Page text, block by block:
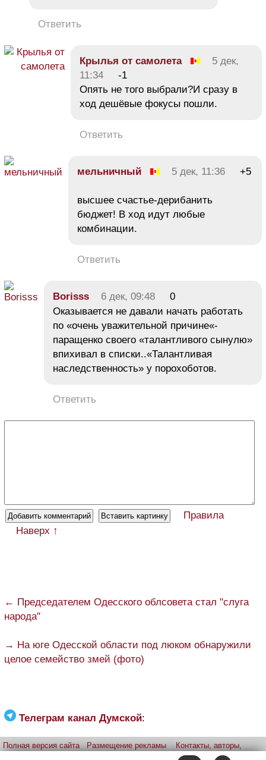
Ответить
Крылья от самолета
5 дек,
11:34
-1
Опять не того выбрали?И сразу в
ход дешёвые фокусы пошли.
Ответить
мельничный 5 дек, 11:36 +5
высшее счастье-дерибанить
бюджет! В ход идут любые
комбинации.
Ответить
Borisss 6 дек, 09:48
0
Оказывается не давали начать работать
по «очень уважительной причине«-
паращенко своего «талантливого сынулю»
впихивал в списки..«Талантливая
наследственность» у порохоботов.
Ответить
Правила
Наверх ↑
← Председателем Одесского облсовета стал "слуга
народа"
→ На юге Одесской области под люком обнаружили
целое семейство змей (фото)
Телеграм канал Думской:
Полная версия сайта Размещение рекламы
Контакты, авторы,